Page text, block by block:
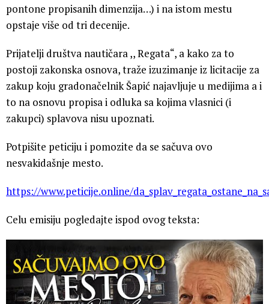
pontone propisanih dimenzija…) i na istom mestu
opstaje više od tri decenije.
Prijatelji društva nautičara ,, Regata“, a kako za to
postoji zakonska osnova, traže izuzimanje iz licitacije za
zakup koju gradonačelnik Šapić najavljuje u medijima a i
to na osnovu propisa i odluka sa kojima vlasnici (i
zakupci) splavova nisu upoznati.
Potpišite peticiju i pomozite da se sačuva ovo
nesvakidašnje mesto.
https://www.peticije.online/
Celu emisiju pogledajte ispod ovog teksta: